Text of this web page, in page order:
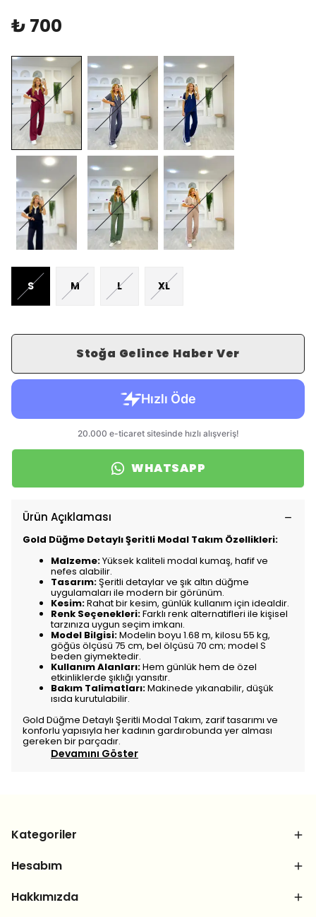
₺ 700
S M L XL
Stoğa Gelince Haber Ver
WHATSAPP
Ürün Açıklaması
Gold Düğme Detaylı Şeritli Modal Takım Özellikleri:
Malzeme:Yüksek kaliteli modal kumaş, hafif ve
nefes alabilir.
Tasarım:Şeritli detaylar ve şık altın düğme
uygulamaları ile modern bir görünüm.
Kesim:Rahat bir kesim, günlük kullanım için idealdir.
Renk Seçenekleri:Farklı renk alternatifleri ile kişisel
tarzınıza uygun seçim imkanı.
Model Bilgisi:Modelin boyu 1.68 m, kilosu 55 kg,
göğüs ölçüsü 75 cm, bel ölçüsü 70 cm; model S
beden giymektedir.
Kullanım Alanları:Hem günlük hem de özel
etkinliklerde şıklığı yansıtır.
Bakım Talimatları:Makinede yıkanabilir, düşük
ısıda kurutulabilir.
Gold Düğme Detaylı Şeritli Modal Takım, zarif tasarımı ve
konforlu yapısıyla her kadının gardırobunda yer alması
gereken bir parçadır.
Devamını Göster
Kategoriler
Hesabım
Hakkımızda